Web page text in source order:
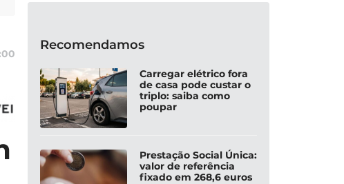
Recomendamos
Carregar elétrico fora
de casa pode custar o
triplo: saiba como
poupar
Prestação Social Única:
valor de referência
fixado em 268,6 euros